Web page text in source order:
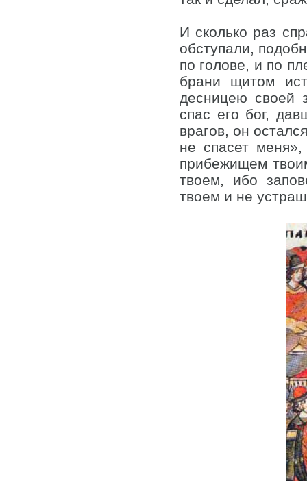
И сколько раз
обступали,
по голове, и по
брани щитом
десницею своей
спас его бог,
врагов, он
не спасет
прибежищем
твоем, ибо
твоем и не